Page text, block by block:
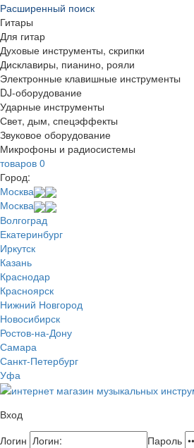
Расширенный поиск
Гитары
Для гитар
Духовые инструменты, скрипки
Дисклавиры, пианино, рояли
Электронные клавишные инструменты
DJ-оборудование
Ударные инструменты
Свет, дым, спецэффекты
Звуковое оборудование
Микрофоны и радиосистемы
товаров 0
Город:
Москва
Москва
Волгоград
Екатеринбург
Иркутск
Казань
Краснодар
Красноярск
Нижний Новгород
Новосибирск
Ростов-на-Дону
Самара
Санкт-Петербург
Уфа
Вход
Логин
Пароль